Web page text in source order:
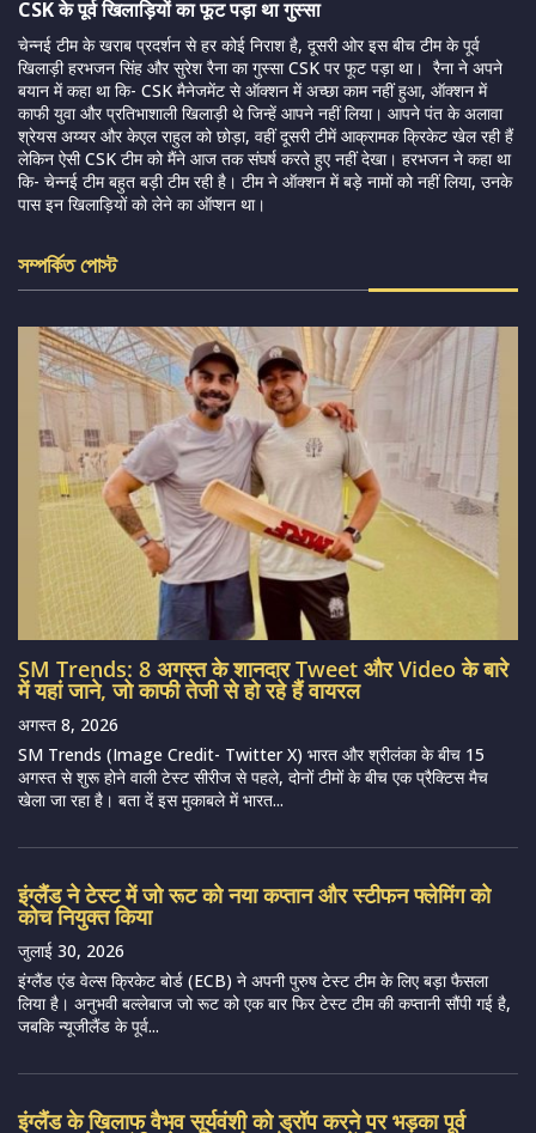
CSK के पूर्व खिलाड़ियों का फूट पड़ा था गुस्सा
चेन्नई टीम के खराब प्रदर्शन से हर कोई निराश है, दूसरी ओर इस बीच टीम के पूर्व
खिलाड़ी हरभजन सिंह और सुरेश रैना का गुस्सा CSK पर फूट पड़ा था। रैना ने अपने
बयान में कहा था कि- CSK मैनेजमेंट से ऑक्शन में अच्छा काम नहीं हुआ, ऑक्शन में
काफी युवा और प्रतिभाशाली खिलाड़ी थे जिन्हें आपने नहीं लिया। आपने पंत के अलावा
श्रेयस अय्यर और केएल राहुल को छोड़ा, वहीं दूसरी टीमें आक्रामक क्रिकेट खेल रही हैं
लेकिन ऐसी CSK टीम को मैंने आज तक संघर्ष करते हुए नहीं देखा। हरभजन ने कहा था
कि- चेन्नई टीम बहुत बड़ी टीम रही है। टीम ने ऑक्शन में बड़े नामों को नहीं लिया, उनके
पास इन खिलाड़ियों को लेने का ऑप्शन था।
সম্পর্কিত পোস্ট
SM Trends: 8 अगस्त के शानदार Tweet और Video के बारे
में यहां जाने, जो काफी तेजी से हो रहे हैं वायरल
अगस्त 8, 2026
SM Trends (Image Credit- Twitter X) भारत और श्रीलंका के बीच 15
अगस्त से शुरू होने वाली टेस्ट सीरीज से पहले, दोनों टीमों के बीच एक प्रैक्टिस मैच
खेला जा रहा है। बता दें इस मुकाबले में भारत...
इंग्लैंड ने टेस्ट में जो रूट को नया कप्तान और स्टीफन फ्लेमिंग को
कोच नियुक्त किया
जुलाई 30, 2026
इंग्लैंड एंड वेल्स क्रिकेट बोर्ड (ECB) ने अपनी पुरुष टेस्ट टीम के लिए बड़ा फैसला
लिया है। अनुभवी बल्लेबाज जो रूट को एक बार फिर टेस्ट टीम की कप्तानी सौंपी गई है,
जबकि न्यूजीलैंड के पूर्व...
इंग्लैंड के खिलाफ वैभव सूर्यवंशी को ड्रॉप करने पर भड़का पूर्व